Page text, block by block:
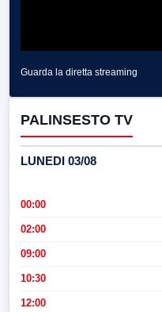
Guarda la diretta streaming
PALINSESTO TV
LUNEDI 03/08
00:00
02:00
09:00
10:30
12:00